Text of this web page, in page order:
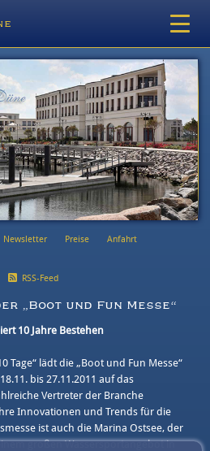
Newsletter Preise Anfahrt
RSS-Feed
„Boot und Fun Messe“
10 Jahre Bestehen
Tage“ lädt die „Boot und Fun Messe“
bis 27.11.2011 auf das
Vertreter der Branche
Innovationen und Trends für die
ist auch die Marina Ostsee, der
großen Wassersportangebot in